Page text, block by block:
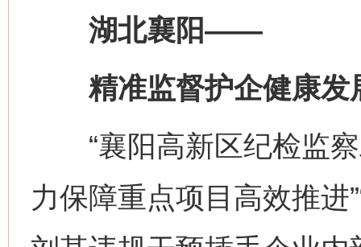
湖北襄阳——
精准监督护企健康发
“襄阳高新区纪检监察
力保障重点项目高效推进